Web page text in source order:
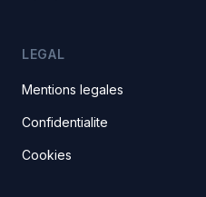
LEGAL
Mentions legales
Confidentialite
Cookies